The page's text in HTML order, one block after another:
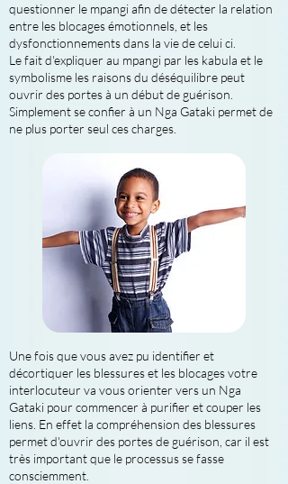
questionner le mpangi afin de détecter la relation
entre les blocages émotionnels, et les
dysfonctionnements dans la vie de celui ci.
Le fait d'expliquer au mpangi par les kabula et le
symbolisme les raisons du déséquilibre peut
ouvrir des portes à un début de guérison.
Simplement se confier à un Nga Gataki permet de
ne plus porter seul ces charges.
Une fois que vous avez pu identifier et
décortiquer les blessures et les blocages votre
interlocuteur va vous orienter vers un Nga
Gataki pour commencer à purifier et couper les
liens. En effet la compréhension des blessures
permet d'ouvrir des portes de guérison, car il est
très important que le processus se fasse
consciemment.